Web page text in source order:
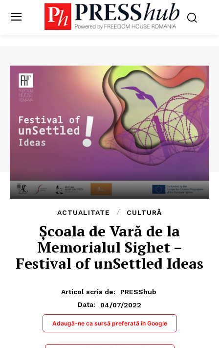
ACTUALITATE CULTURĂ
Școala de Vară de la
Memorialul Sighet –
Festival of unSettled Ideas
Articol scris de:
PRESShub
Data:
04/07/2022
Adaugă-ne ca sursă preferată în Google